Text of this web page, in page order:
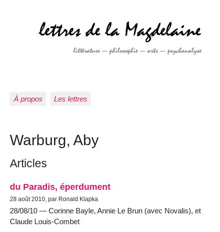
À propos Les lettres
Warburg, Aby
Articles
du Paradis, éperdument
28 août 2010, par Ronald Klapka
28/08/10 — Corinne Bayle, Annie Le Brun (avec Novalis), et
Claude Louis-Combet